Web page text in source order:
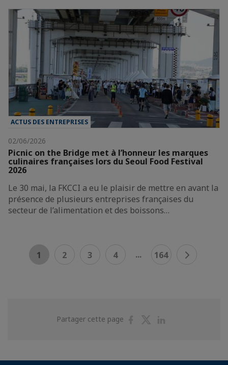
ACTUS DES ENTREPRISES
02/06/2026
Picnic on the Bridge met à l’honneur les marques
culinaires françaises lors du Seoul Food Festival
2026
Le 30 mai, la FKCCI a eu le plaisir de mettre en avant la
présence de plusieurs entreprises françaises du
secteur de l’alimentation et des boissons…
1 2 3 4 ... 164
Partager cette page
PartagerPartager